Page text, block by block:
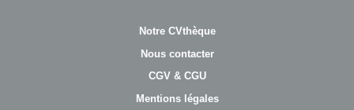
Notre CVthèque
Nous contacter
CGV & CGU
Mentions légales